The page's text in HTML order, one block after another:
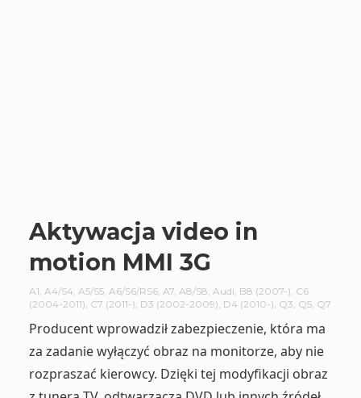
Aktywacja video in
motion MMI 3G
A1, A4/S4, A5/S5, A6/S6/RS6, A7, A8/S8, Audi, B8 (2007-), C6
(2004-2011), C7 (2011-), D3 (2002-2009), D4 (2010-), Q3, Q5, Q7
Producent wprowadził zabezpieczenie, która ma
za zadanie wyłączyć obraz na monitorze, aby nie
rozpraszać kierowcy. Dzięki tej modyfikacji obraz